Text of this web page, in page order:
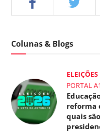
Colunas & Blogs
PORTAL
reforma
quais